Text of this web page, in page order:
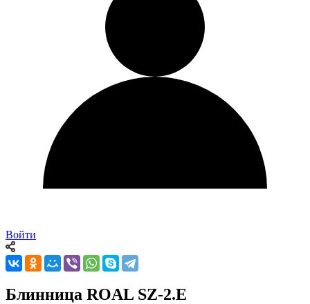
Войти
Блинница ROAL SZ-2.E